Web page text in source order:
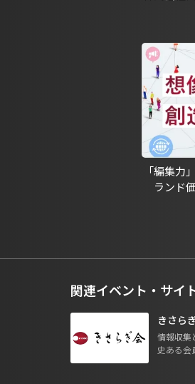
「編集力
ランド
関連イベント・サイ
きさら
情報収集
史ある会